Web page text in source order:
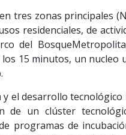
tres zonas principales
residenciales, de
del
15 minutos, un nucleo
el desarrollo tecnológico
de un clúster
programas de